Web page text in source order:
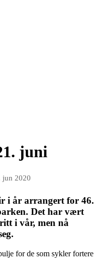
juni
jun 2020
i år arrangert for 46.
Det har vært
i vår, men nå
for de som sykler fortere